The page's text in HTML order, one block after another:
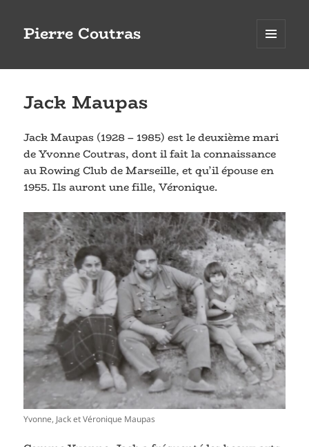
Pierre Coutras
ET
Jack Maupas
Jack Maupas (1928 – 1985) est le deuxième mari
de Yvonne Coutras, dont il fait la connaissance
au Rowing Club de Marseille, et qu’il épouse en
1955. Ils auront une fille, Véronique.
Yvonne, Jack et Véronique Maupas